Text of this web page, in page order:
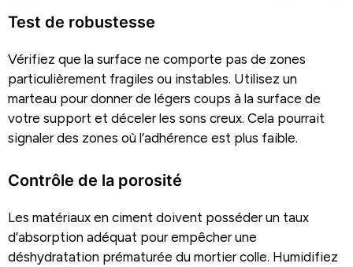
Test de robustesse
Vérifiez que la surface ne comporte pas de zones
particulièrement fragiles ou instables. Utilisez un
marteau pour donner de légers coups à la surface de
votre support et déceler les sons creux. Cela pourrait
signaler des zones où l’adhérence est plus faible.
Contrôle de la porosité
Les matériaux en ciment doivent posséder un taux
d’absorption adéquat pour empêcher une
déshydratation prématurée du mortier colle. Humidifiez